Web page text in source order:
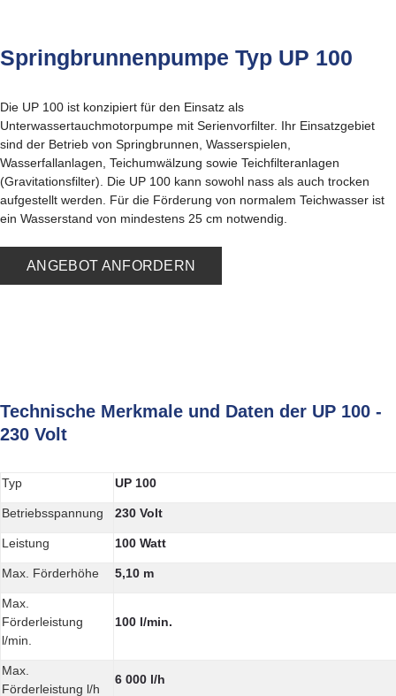
Springbrunnenpumpe Typ UP 100
Die UP 100 ist konzipiert für den Einsatz als
Unterwassertauchmotorpumpe mit Serienvorfilter. Ihr Einsatzgebiet
sind der Betrieb von Springbrunnen, Wasserspielen,
Wasserfallanlagen, Teichumwälzung sowie Teichfilteranlagen
(Gravitationsfilter). Die UP 100 kann sowohl nass als auch trocken
aufgestellt werden. Für die Förderung von normalem Teichwasser ist
ein Wasserstand von mindestens 25 cm notwendig.
ANGEBOT ANFORDERN
Technische Merkmale und Daten der UP 100 -
230 Volt
Typ UP 100
Betriebsspannung 230 Volt
Leistung 100 Watt
Max. Förderhöhe 5,10 m
Max.
Förderleistung
l/min.
100 l/min.
Max.
Förderleistung l/h
6 000 l/h